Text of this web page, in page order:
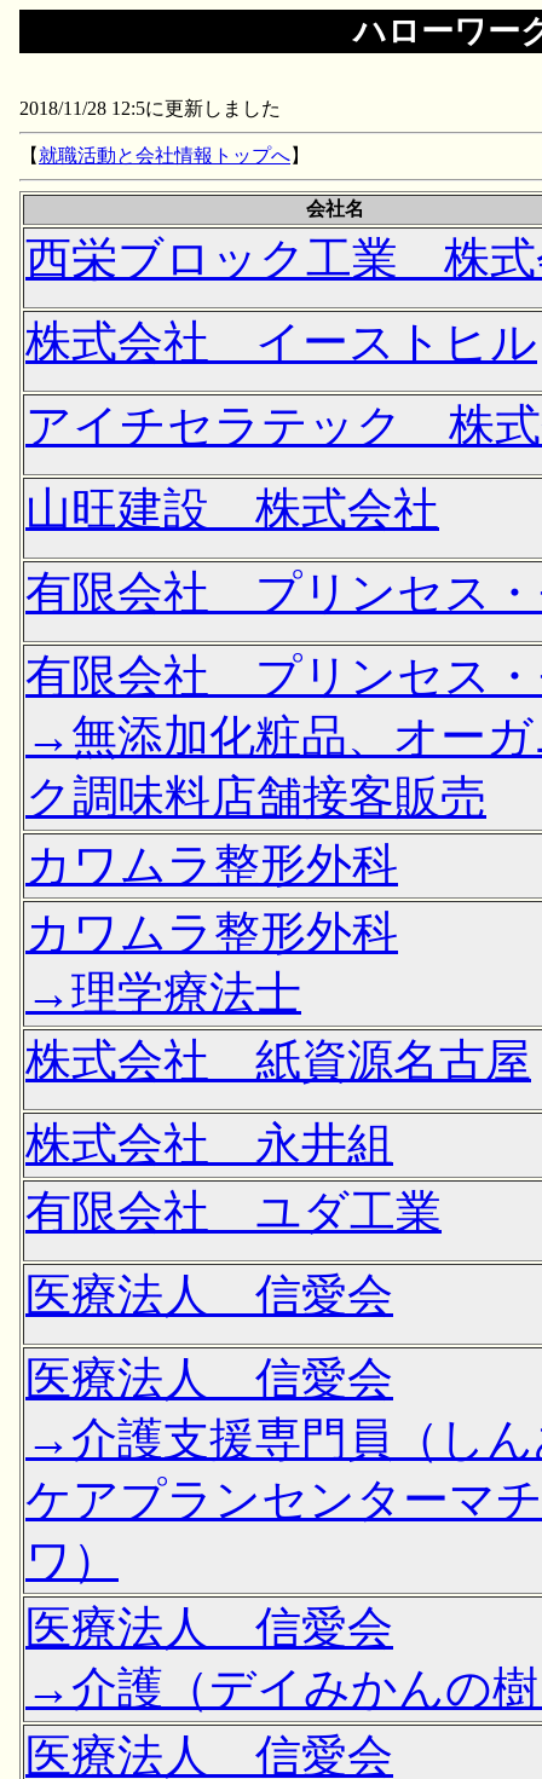
ハローワー
2018/11/28 12:5に更新しました
【 就職活動と会社情報トップへ】
会社名
西栄ブロック工業 株式
株式会社 イーストヒル
アイチセラテック 株
山旺建設 株式会社
有限会社 プリンセス
有限会社 プリンセス
→無添加化粧品、オー
ク調味料店舗接客販売
カワムラ整形外科
カワムラ整形外科
→理学療法士
株式会社 紙資源名古屋
株式会社 永井組
有限会社 ユダ工業
医療法人 信愛会
医療法人 信愛会
→介護支援専門員（し
ケアプランセンターマ
ワ）
医療法人 信愛会
→介護（デイみかんの
医療法人 信愛会